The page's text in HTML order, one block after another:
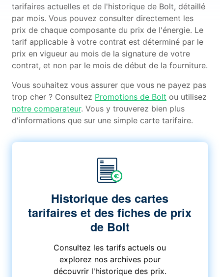
tarifaires actuelles et de l'historique de Bolt, détaillé
par mois. Vous pouvez consulter directement les
prix de chaque composante du prix de l'énergie. Le
tarif applicable à votre contrat est déterminé par le
prix en vigueur au mois de la signature de votre
contrat, et non par le mois de début de la fourniture.
Vous souhaitez vous assurer que vous ne payez pas
trop cher ? Consultez Promotions de Bolt ou utilisez
notre comparateur. Vous y trouverez bien plus
d'informations que sur une simple carte tarifaire.
Historique des cartes
tarifaires et des fiches de prix
de Bolt
Consultez les tarifs actuels ou
explorez nos archives pour
découvrir l'historique des prix.